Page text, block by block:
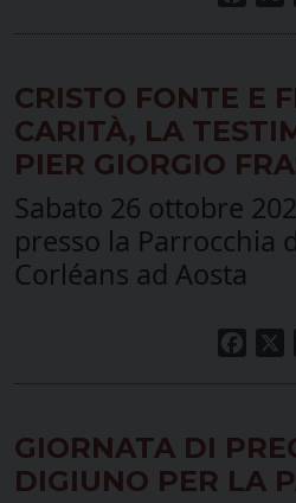
CRISTO FONTE E
CARITÀ, LA
PIER GIORGIO
Sabato 26 ottobre
presso la Parrocchia
Corléans ad Aosta
GIORNATA DI
DIGIUNO PER LA